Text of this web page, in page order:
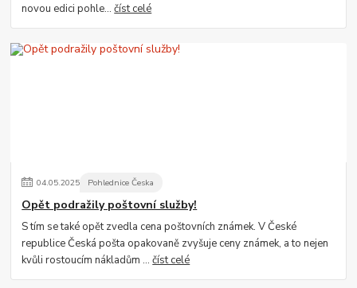
novou edici pohle...číst celé
04.05.2025 Pohlednice Česka
Opět podražily poštovní služby!
S tím se také opět zvedla cena poštovních známek. V České
republice Česká pošta opakovaně zvyšuje ceny známek, a to nejen
kvůli rostoucím nákladům ...číst celé